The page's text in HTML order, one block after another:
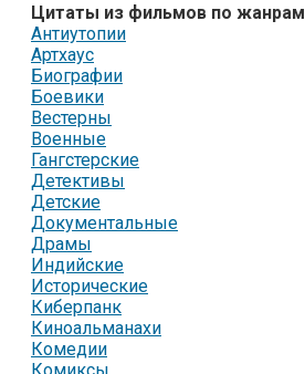
Цитаты из фильмов по жанрам
Антиутопии
Артхаус
Биографии
Боевики
Вестерны
Военные
Гангстерские
Детективы
Детские
Документальные
Драмы
Индийские
Исторические
Киберпанк
Киноальманахи
Комедии